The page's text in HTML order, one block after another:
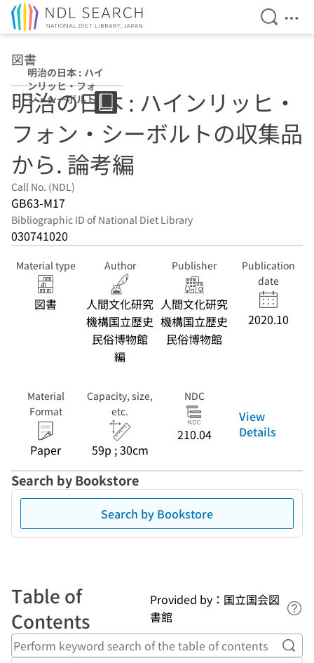
Open
図書
明治の日本 : ハイ
ンリッヒ・フォ
ン・シーボルトの
収集品から 論考
編
明治の日本 : ハインリッヒ・
フォン・シーボルトの収集品
から. 論考編
Call No. (NDL)
GB63-M17
Bibliographic ID of National Diet Library
030741020
Material type
図書
Author
人間文化研究
機構国立歴史
民俗博物館
編
Publisher
人間文化研究
機構国立歴史
民俗博物館
Publication
date
2020.10
Material
Format
Paper
Capacity, size,
etc.
59p ; 30cm
NDC
210.04
View
Details
Search by Bookstore
Search by Bookstore
Table of
Contents
Provided by：国立国会図
書館